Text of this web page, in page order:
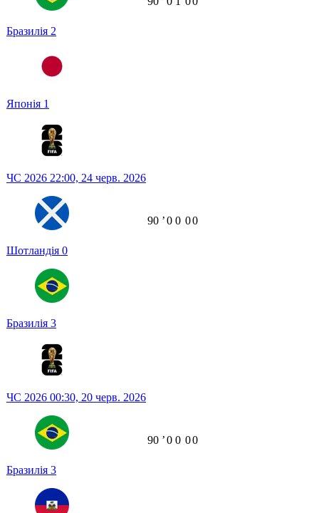
Бразилія 2
Японія 1
ЧС 2026 22:00, 24 черв. 2026
Шотландія 0
Бразилія 3
90 ʼ0 0 00
ЧС 2026 00:30, 20 черв. 2026
Бразилія 3
90 ʼ0 0 00